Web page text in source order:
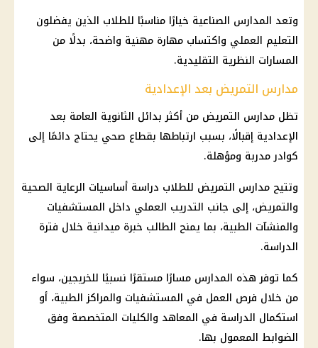
وتعد المدارس الصناعية خيارًا مناسبًا للطلاب الذين يفضلون
التعليم العملي واكتساب مهارة مهنية واضحة، بدلًا من
المسارات النظرية التقليدية.
مدارس التمريض بعد الإعدادية
تظل مدارس التمريض من أكثر بدائل الثانوية العامة بعد
الإعدادية إقبالًا، بسبب ارتباطها بقطاع صحي يحتاج دائمًا إلى
كوادر مدربة ومؤهلة.
وتتيح مدارس التمريض للطلاب دراسة أساسيات الرعاية الصحية
والتمريض، إلى جانب التدريب العملي داخل المستشفيات
والمنشآت الطبية، بما يمنح الطالب خبرة ميدانية خلال فترة
الدراسة.
كما توفر هذه المدارس مسارًا مستقرًا نسبيًا للخريجين، سواء
من خلال فرص العمل في المستشفيات والمراكز الطبية، أو
استكمال الدراسة في المعاهد والكليات المتخصصة وفق
الضوابط المعمول بها.